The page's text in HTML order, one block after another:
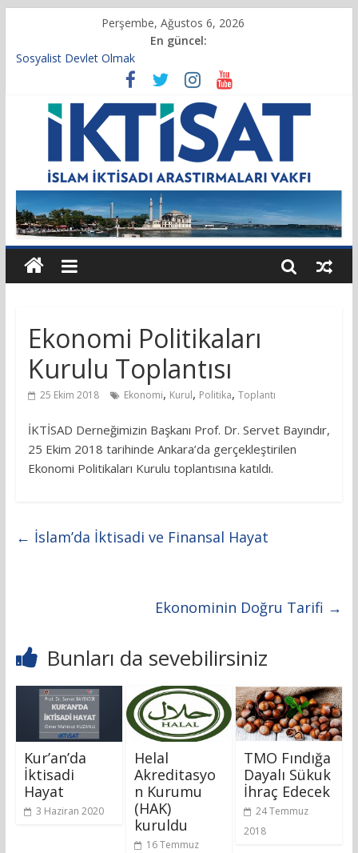
Perşembe, Ağustos 6, 2026
En güncel:
Sosyalist Devlet Olmak
Vakıf Başkanımız Prof. Dr. Servet BAYINDIR, 10.04.2025 tarihli
Cumhurbaşkanlığı Kararnamesi’nin 21’inci maddesi gereğince
yeniden atandı.
Kur’an’da İktisadi Hayat
Finansı Yönetmek…
Tulumbanın Suyu
Ekonomi Politikaları
Kurulu Toplantısı
25 Ekim 2018 Ekonomi, Kurul, Politika, Toplantı
İKTİSAD Derneğimizin Başkanı Prof. Dr. Servet Bayındır,
25 Ekim 2018 tarihinde Ankara’da gerçekleştirilen
Ekonomi Politikaları Kurulu toplantısına katıldı.
← İslam’da İktisadi ve Finansal Hayat
Ekonominin Doğru Tarifi →
Bunları da sevebilirsiniz
Kur’an’da
İktisadi
Hayat
3 Haziran 2020
Helal
Akreditasyo
n Kurumu
(HAK)
kuruldu
16 Temmuz
TMO Fındığa
Dayalı Sükuk
İhraç Edecek
24 Temmuz
2018